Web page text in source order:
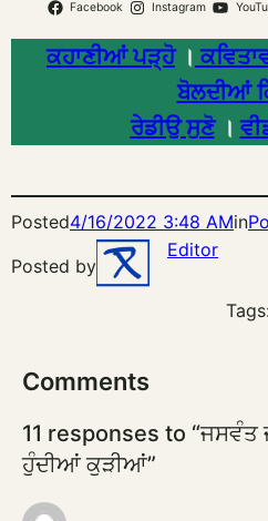
Facebook Instagram
ਕਹਾਣੀਆਂ ਪੜ੍ਹੋ।
ਬੋਲਦੀਆਂ
ਰੇਡੀਉ ਸੁਣੋ।
Posted4/16/2022 3:48 AMin
Posted by
Editor
Comments
11 responses to “ਜਸਵੰਤ
ਹੁੰਦੀਆਂ ਕੁੜੀਆਂ”